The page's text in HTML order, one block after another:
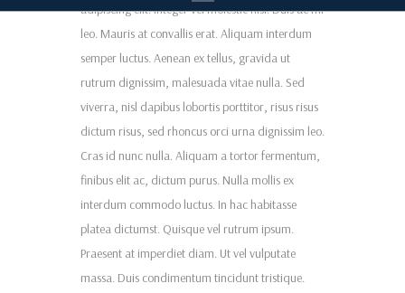
adipiscing elit. Integer vel molestie nisl. Duis ac mi
leo. Mauris at convallis erat. Aliquam interdum
semper luctus. Aenean ex tellus, gravida ut
rutrum dignissim, malesuada vitae nulla. Sed
viverra, nisl dapibus lobortis porttitor, risus risus
dictum risus, sed rhoncus orci urna dignissim leo.
Cras id nunc nulla. Aliquam a tortor fermentum,
finibus elit ac, dictum purus. Nulla mollis ex
interdum commodo luctus. In hac habitasse
platea dictumst. Quisque vel rutrum ipsum.
Praesent at imperdiet diam. Ut vel vulputate
massa. Duis condimentum tincidunt tristique.